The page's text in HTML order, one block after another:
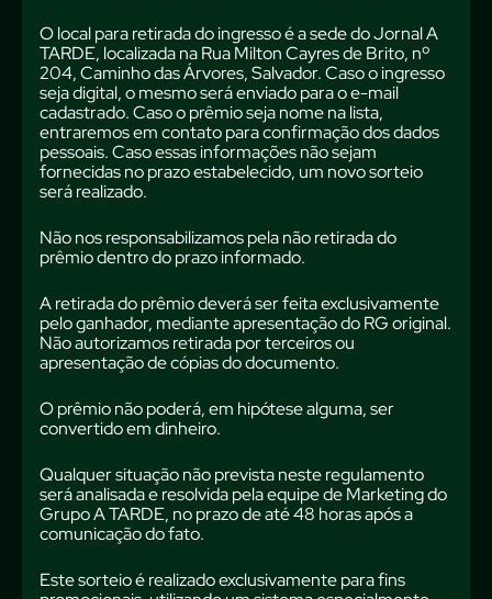
O local para retirada do ingresso é a sede do Jornal A
TARDE, localizada na Rua Milton Cayres de Brito, nº
204, Caminho das Árvores, Salvador. Caso o ingresso
seja digital, o mesmo será enviado para o e-mail
cadastrado. Caso o prêmio seja nome na lista,
entraremos em contato para confirmação dos dados
pessoais. Caso essas informações não sejam
fornecidas no prazo estabelecido, um novo sorteio
será realizado.
Não nos responsabilizamos pela não retirada do
prêmio dentro do prazo informado.
A retirada do prêmio deverá ser feita exclusivamente
pelo ganhador, mediante apresentação do RG original.
Não autorizamos retirada por terceiros ou
apresentação de cópias do documento.
O prêmio não poderá, em hipótese alguma, ser
convertido em dinheiro.
Qualquer situação não prevista neste regulamento
será analisada e resolvida pela equipe de Marketing do
Grupo A TARDE, no prazo de até 48 horas após a
comunicação do fato.
Este sorteio é realizado exclusivamente para fins